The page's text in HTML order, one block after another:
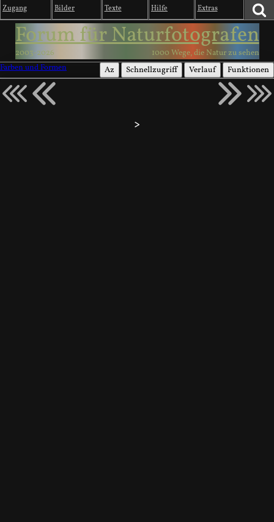
Zugang Bilder Texte Hilfe Extras
Forum für Naturfotografen
2003-2026
1000 Wege, die Natur zu sehen
Farben und Formen
Az Schnellzugriff Verlauf Funktionen
>